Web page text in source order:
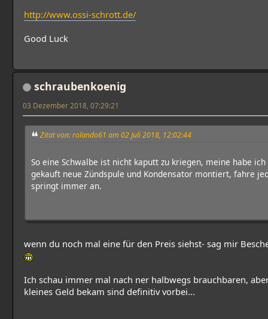
http://www.ossi-schrott.de/
Good Luck
schraubenkoenig
03 Dezember 2018, 07:29:21
Zitat von: rolando61 am 02 Juli 2018, 12:02:44
So eine Schwalbe ist nicht kaputt zu kriegen, meine habe
gekauft neue Zündspule und Kondensator montiert, fahre
springt immer an.
wenn du noch mal eine für den Preis siehst- sag mir
Ich schau immer mal nach ner halbwegs brauchbaren,
kleines Geld bekam sind definitiv vorbei...